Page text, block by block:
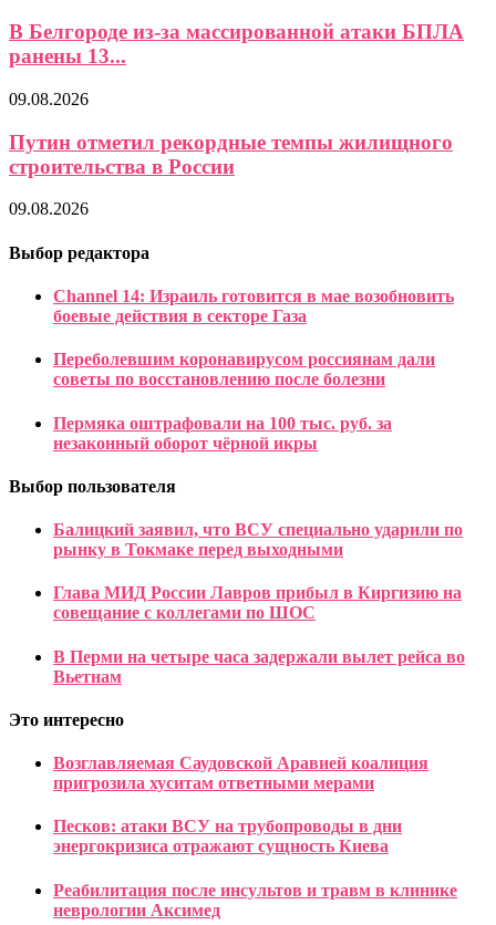
В Белгороде из-за массированной атаки БПЛА
ранены 13...
09.08.2026
Путин отметил рекордные темпы жилищного
строительства в России
09.08.2026
Выбор редактора
Channel 14: Израиль готовится в мае возобновить
боевые действия в секторе Газа
Переболевшим коронавирусом россиянам дали
советы по восстановлению после болезни
Пермяка оштрафовали на 100 тыс. руб. за
незаконный оборот чёрной икры
Выбор пользователя
Балицкий заявил, что ВСУ специально ударили по
рынку в Токмаке перед выходными
Глава МИД России Лавров прибыл в Киргизию на
совещание с коллегами по ШОС
В Перми на четыре часа задержали вылет рейса во
Вьетнам
Это интересно
Возглавляемая Саудовской Аравией коалиция
пригрозила хуситам ответными мерами
Песков: атаки ВСУ на трубопроводы в дни
энергокризиса отражают сущность Киева
Реабилитация после инсультов и травм в клинике
неврологии Аксимед